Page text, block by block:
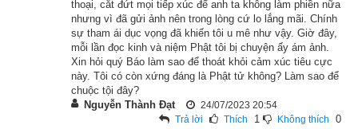
– Bạch thầy, đem một bó hoa cúng Phật được bao nhiêu
phước báo?
Vị này đáp:
– Tôi là người mới xuất gia tu học, chưa rõ lắm về điều cô
thoại, cắt đứt mọi tiếp xúc để anh ta không làm phiền nữa
nhưng vì đã gửi ảnh nên trong lòng cứ lo lắng mãi. Chính
sự tham ái dục vọng đã khiến tôi u mê như vậy. Giờ đây,
mỗi lần đọc kinh và niệm Phật tôi bị chuyện ấy ám ảnh.
Xin hỏi quý Báo làm sao để thoát khỏi cảm xúc tiêu cực
này. Tôi có còn xứng đáng là Phật tử không? Làm sao để
chuộc tội đây?
Nguyễn Thành Đạt
Trả lời Thích 1 Không thích 0
24/07/2023 20:54